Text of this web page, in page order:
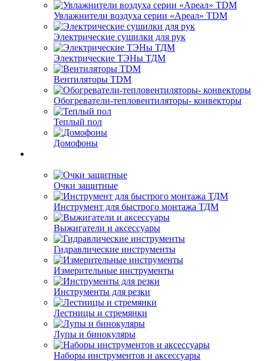
Увлажнители воздуха серии «Ареал» TDM
Электрические сушилки для рук
Электрические ТЭНы ТДМ
Вентиляторы TDM
Обогреватели-тепловентиляторы- конвекторы
Теплый пол
Домофоны
Очки защитные
Инструмент для быстрого монтажа ТДМ
Выжигатели и аксессуары
Гидравлические инструменты
Измерительные инструменты
Инструменты для резки
Лестницы и стремянки
Лупы и бинокуляры
Наборы инструментов и аксессуары